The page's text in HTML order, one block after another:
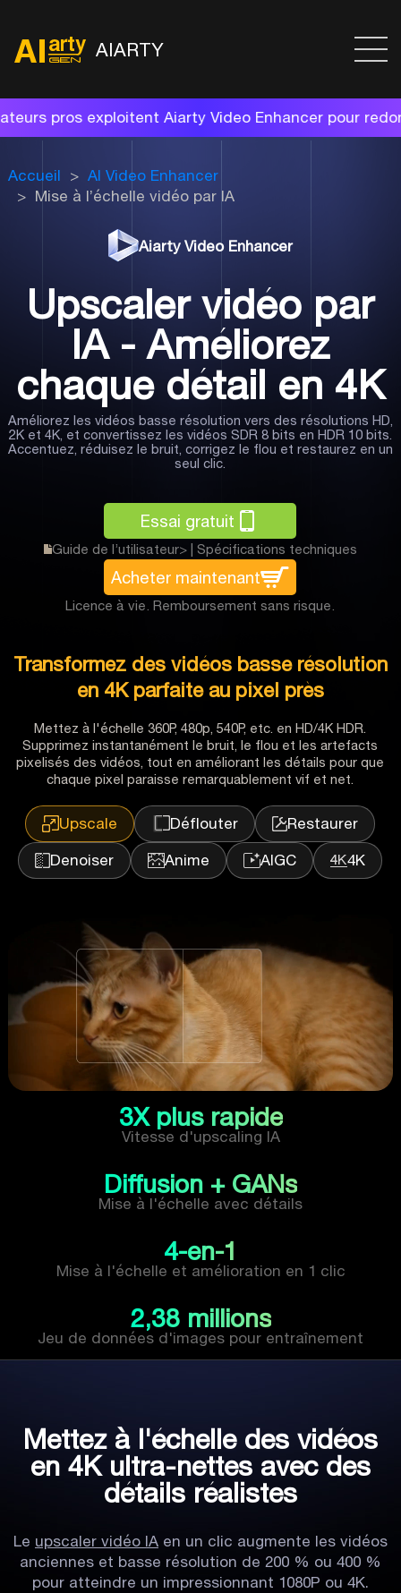
AIARTY
Aiarty Video Enhancer pour redonner vie à
Accueil
AI Video Enhancer
Mise à l’échelle vidéo par IA
Aiarty Video Enhancer
Upscaler vidéo par
IA - Améliorez
chaque détail en 4K
Améliorez les vidéos basse résolution vers des résolutions HD,
2K et 4K, et convertissez les vidéos SDR 8 bits en HDR 10 bits.
Accentuez, réduisez le bruit, corrigez le flou et restaurez en un
seul clic.
Essai gratuit
Guide de l’utilisateur>| Spécifications techniques
Acheter maintenant
Licence à vie. Remboursement sans risque.
Transformez des vidéos basse résolution
en 4K parfaite au pixel près
Mettez à l'échelle 360P, 480p, 540P, etc. en HD/4K HDR.
Supprimez instantanément le bruit, le flou et les artefacts
pixelisés des vidéos, tout en améliorant les détails pour que
chaque pixel paraisse remarquablement vif et net.
Upscale Déflouter Restaurer
Denoiser Anime AIGC 4K
3X plus rapide
Vitesse d'upscaling IA
Diffusion + GANs
Mise à l'échelle avec détails
4-en-1
Mise à l'échelle et amélioration en 1 clic
2,38 millions
Jeu de données d'images pour entraînement
Mettez à l'échelle des vidéos
en 4K ultra-nettes avec des
détails réalistes
Le upscaler vidéo IAen un clic augmente les vidéos
anciennes et basse résolution de 200 % ou 400 %
pour atteindre un impressionnant 1080P ou 4K.